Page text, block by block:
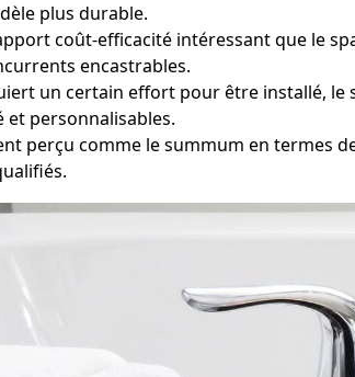
plus durable.
coût-efficacité intéressant que le
encastrables.
un certain effort pour être installé, le
personnalisables.
perçu comme le summum en termes